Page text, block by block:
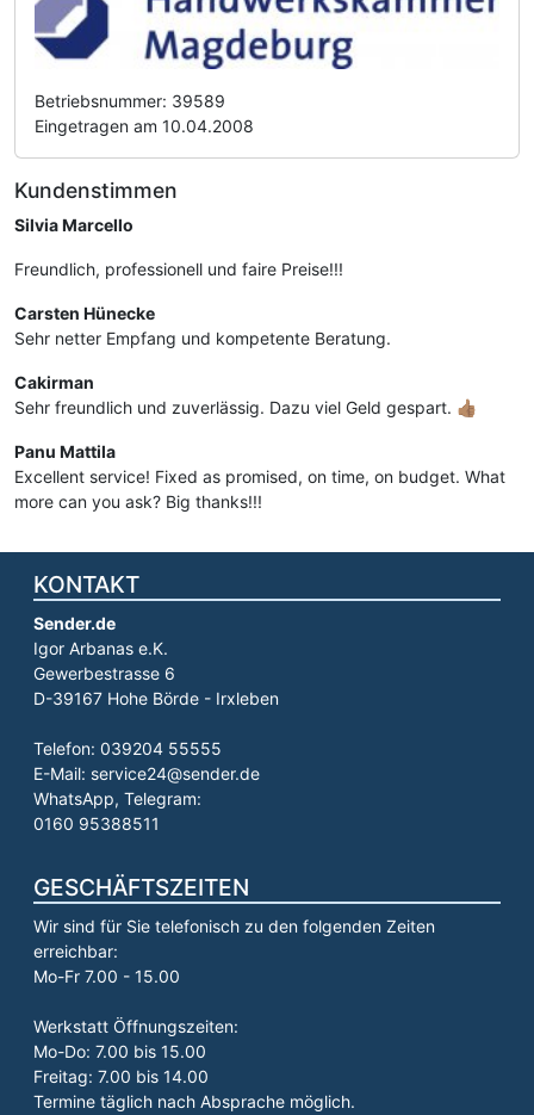
Betriebsnummer: 39589
Eingetragen am 10.04.2008
Kundenstimmen
Silvia Marcello
Freundlich, professionell und faire Preise!!!
Carsten Hünecke
Sehr netter Empfang und kompetente Beratung.
Cakirman
Sehr freundlich und zuverlässig. Dazu viel Geld gespart. 👍🏽
Panu Mattila
Excellent service! Fixed as promised, on time, on budget. What
more can you ask? Big thanks!!!
KONTAKT
Sender.de
Igor Arbanas e.K.
Gewerbestrasse 6
D-39167 Hohe Börde - Irxleben
Telefon: 039204 55555
E-Mail: service24@sender.de
WhatsApp, Telegram:
0160 95388511
GESCHÄFTSZEITEN
Wir sind für Sie telefonisch zu den folgenden Zeiten
erreichbar:
Mo-Fr 7.00 - 15.00
Werkstatt Öffnungszeiten:
Mo-Do: 7.00 bis 15.00
Freitag: 7.00 bis 14.00
Termine täglich nach Absprache möglich.